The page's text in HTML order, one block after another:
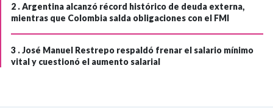
2 .Argentina alcanzó récord histórico de deuda externa,
mientras que Colombia salda obligaciones con el FMI
3 .José Manuel Restrepo respaldó frenar el salario mínimo
vital y cuestionó el aumento salarial